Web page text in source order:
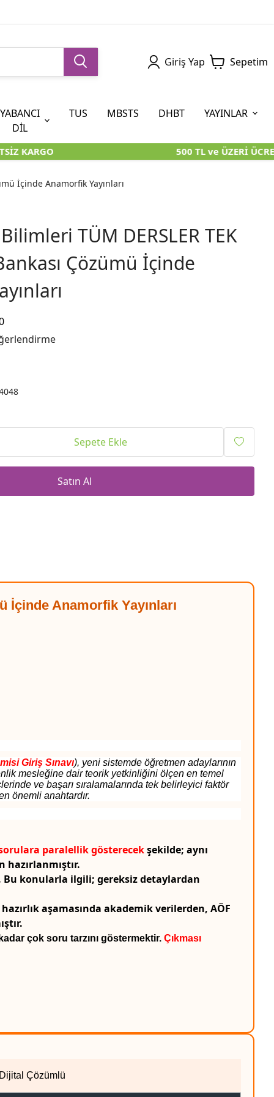
Giriş Yap Sepetim
KİTAPLARI
AYT
KARA KUTU KİTAPLARI
KİTAPLARI
ÖABT
ÖZGÜN ÜRÜNLER
5. SINIF (İOKBS)
KARA KUTU KİTAPLARI
YABANCI
DİL
TUS MBSTS DHBT YAYINLAR
KARGO 500 TL ve ÜZERİ
İçinde Anamorfik Yayınları
TÜM DERSLER TEK
Çözümü İçinde
Sepete Ekle
Satın Al
İçinde Anamorfik Yayınları
Giriş Sınavı), yeni sistemde öğretmen adaylarının
mesleğine dair teorik yetkinliğini ölçen en temel
ve başarı sıralamalarında tek belirleyici faktör
önemli anahtardır.
paralellik gösterecekşekilde; aynı
Bu konularla ilgili; gereksiz detaylardan
aşamasında akademik verilerden, AÖF
çok soru tarzını göstermektir. Çıkması
Çözümlü